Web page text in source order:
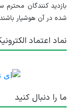
بازدید کنندگان
شده در آن هوشیار
نماد اعتماد
ما را دنبال کنید